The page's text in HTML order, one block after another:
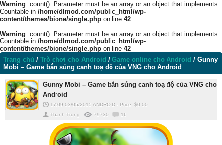
Warning: count(): Parameter must be an array or an object that implements
Countable in /home/dlmod.com/public_html/wp-
content/themes/bione/single.php on line 42
Warning: count(): Parameter must be an array or an object that implements
Countable in /home/dlmod.com/public_html/wp-
content/themes/bione/single.php on line 42
Trang chủ / Trò chơi cho Android / Game online cho Android / Gunny
Mobi – Game bắn súng canh toạ độ của VNG cho Android
Gunny Mobi – Game bắn súng canh toạ độ của VNG cho
Android
17:09 03/05/2015 ANDROID - Price: $0.00
Thanh Trung
79730 16